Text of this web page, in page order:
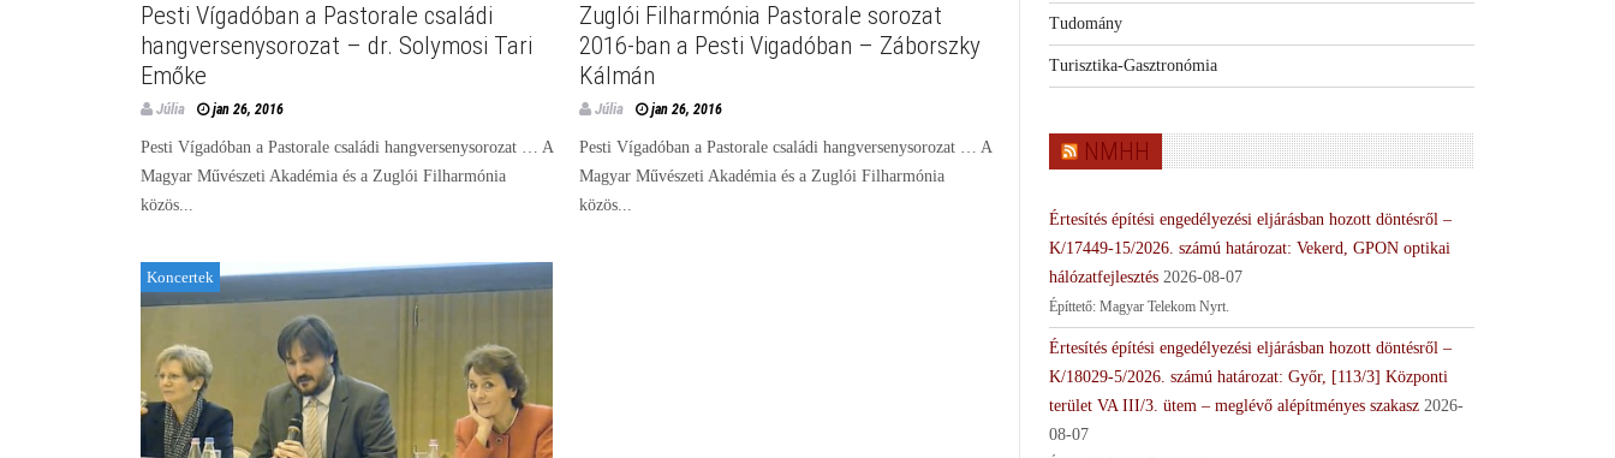
Pesti Vígadóban a Pastorale családi
hangversenysorozat – dr. Solymosi Tari
Emőke
Júlia jan 26, 2016
Pesti Vígadóban a Pastorale családi hangversenysorozat … A
Magyar Művészeti Akadémia és a Zuglói Filharmónia
közös...
Zuglói Filharmónia Pastorale sorozat
2016-ban a Pesti Vigadóban – Záborszky
Kálmán
Júlia jan 26, 2016
Pesti Vígadóban a Pastorale családi hangversenysorozat … A
Magyar Művészeti Akadémia és a Zuglói Filharmónia
közös...
Koncertek
Tudomány
Turisztika-Gasztronómia
NMHH
Értesítés építési engedélyezési eljárásban hozott döntésről –
K/17449-15/2026. számú határozat: Vekerd, GPON optikai
hálózatfejlesztés 2026-08-07
Építtető: Magyar Telekom Nyrt.
Értesítés építési engedélyezési eljárásban hozott döntésről –
K/18029-5/2026. számú határozat: Győr, [113/3] Központi
terület VA III/3. ütem – meglévő alépítményes szakasz 2026-
08-07